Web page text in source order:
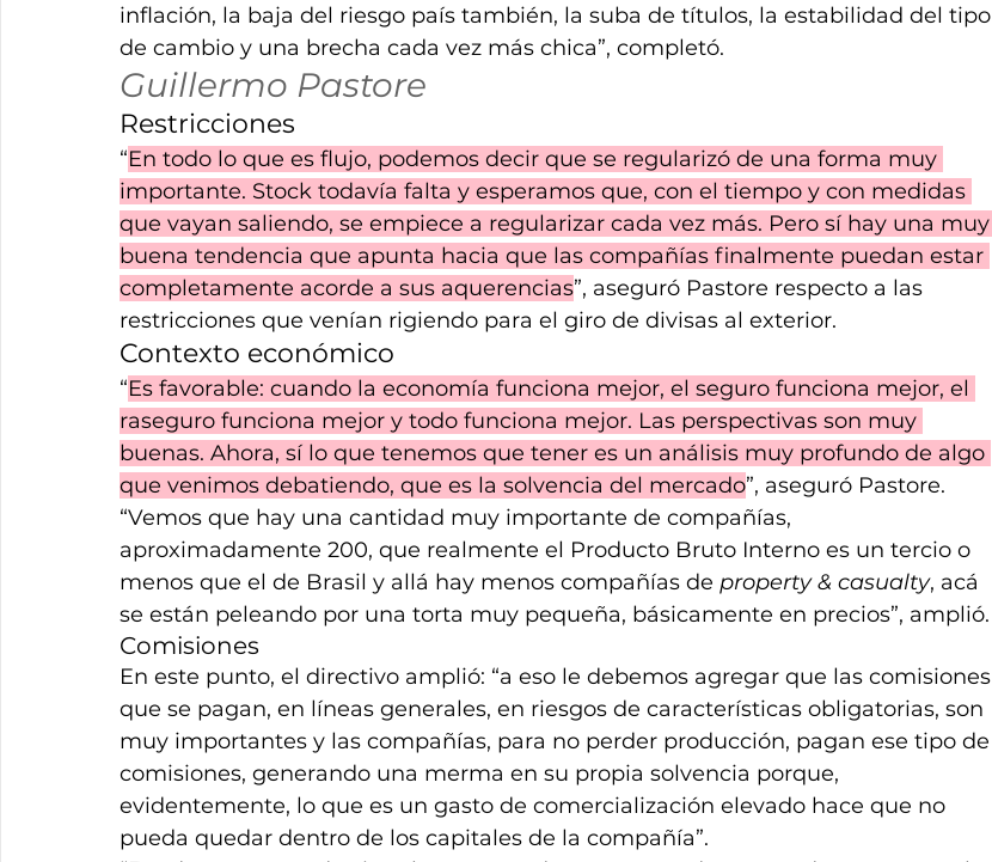
inflación, la baja del riesgo país también, la suba de títulos, la estabilidad del tipo
de cambio y una brecha cada vez más chica”, completó.
Guillermo Pastore
Restricciones
“En todo lo que es flujo, podemos decir que se regularizó de una forma muy
importante. Stock todavía falta y esperamos que, con el tiempo y con medidas
que vayan saliendo, se empiece a regularizar cada vez más. Pero sí hay una muy
buena tendencia que apunta hacia que las compañías finalmente puedan estar
completamente acorde a sus aquerencias”, aseguró Pastore respecto a las
restricciones que venían rigiendo para el giro de divisas al exterior.
Contexto económico
“Es favorable: cuando la economía funciona mejor, el seguro funciona mejor, el
raseguro funciona mejor y todo funciona mejor. Las perspectivas son muy
buenas. Ahora, sí lo que tenemos que tener es un análisis muy profundo de algo
que venimos debatiendo, que es la solvencia del mercado”, aseguró Pastore.
“Vemos que hay una cantidad muy importante de compañías,
aproximadamente 200, que realmente el Producto Bruto Interno es un tercio o
menos que el de Brasil y allá hay menos compañías de property & casualty, acá
se están peleando por una torta muy pequeña, básicamente en precios”, amplió.
Comisiones
En este punto, el directivo amplió: “a eso le debemos agregar que las comisiones
que se pagan, en líneas generales, en riesgos de características obligatorias, son
muy importantes y las compañías, para no perder producción, pagan ese tipo de
comisiones, generando una merma en su propia solvencia porque,
evidentemente, lo que es un gasto de comercialización elevado hace que no
pueda quedar dentro de los capitales de la compañía”.